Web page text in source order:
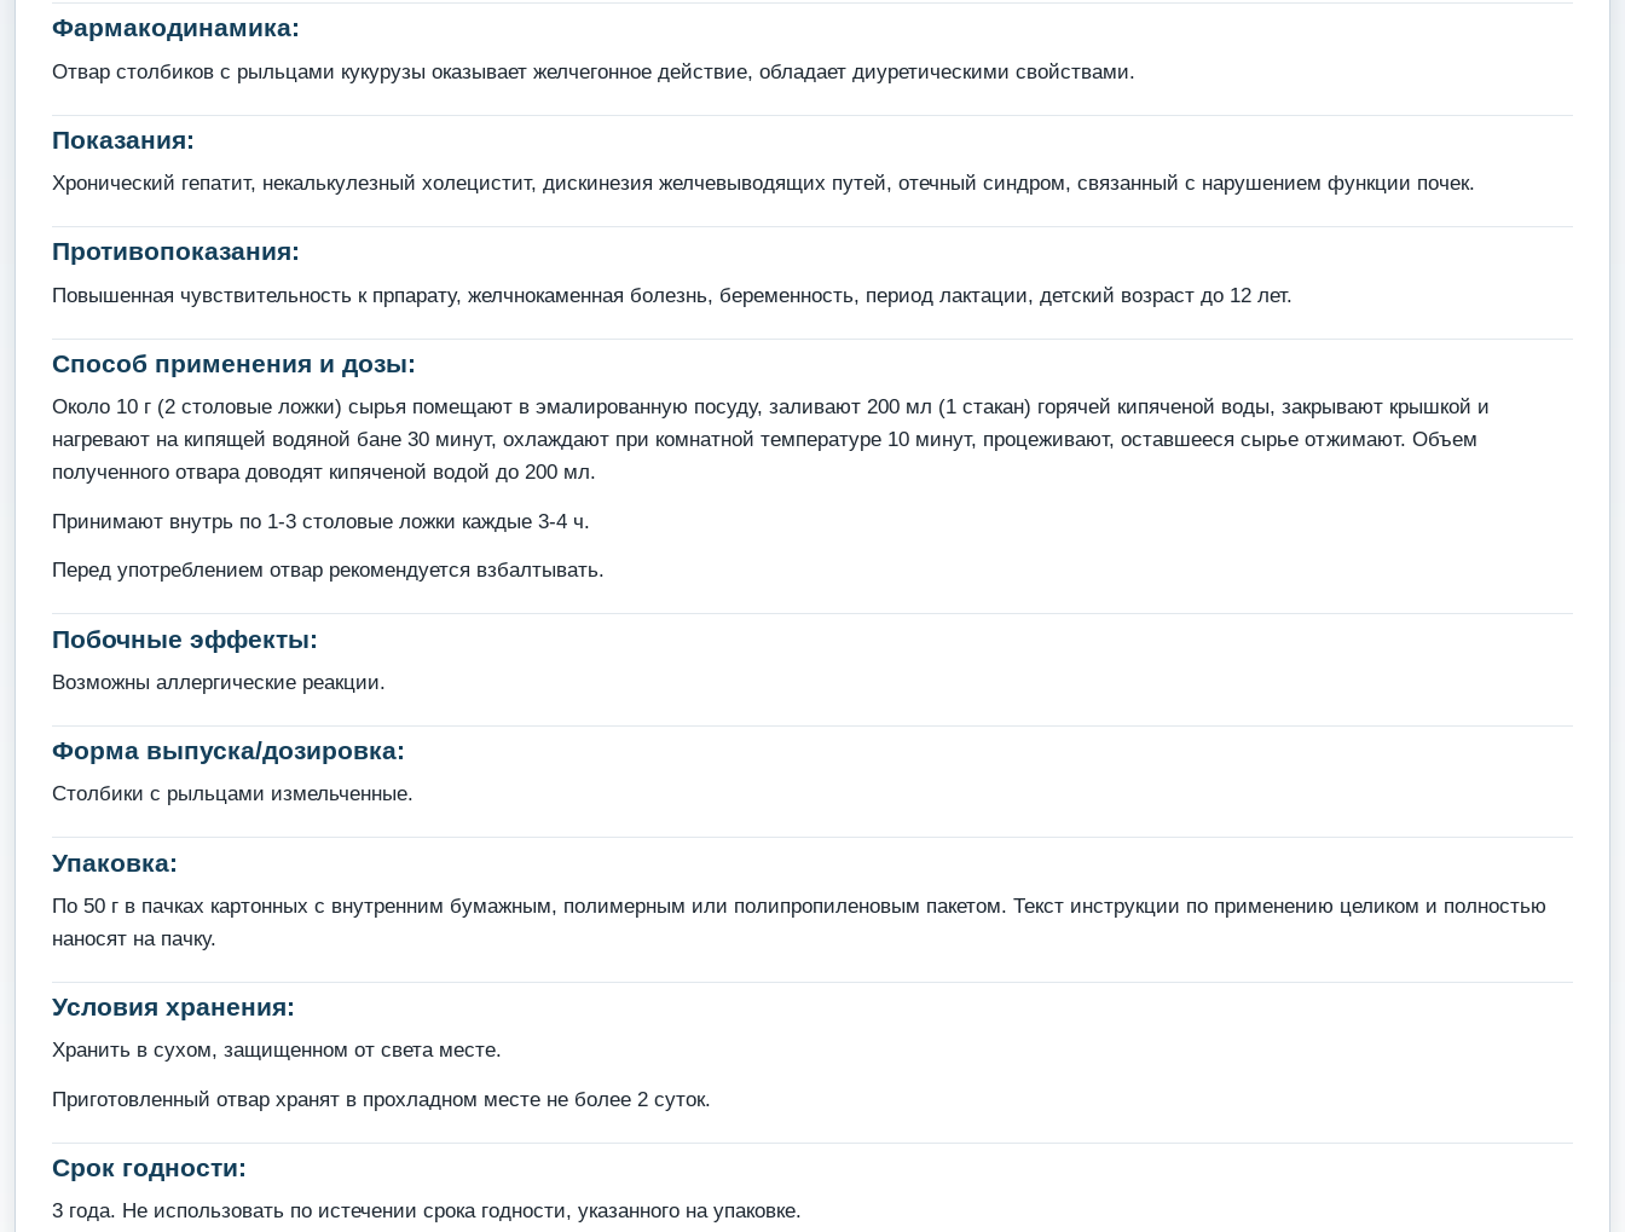
Фармакодинамика:
Отвар столбиков с рыльцами кукурузы оказывает желчегонное действие, обладает диуретическими свойствами.
Показания:
Хронический гепатит, некалькулезный холецистит, дискинезия желчевыводящих путей, отечный синдром, связанный с нарушением функции почек.
Противопоказания:
Повышенная чувствительность к прпарату, желчнокаменная болезнь, беременность, период лактации, детский возраст до 12 лет.
Способ применения и дозы:
Около 10 г (2 столовые ложки) сырья помещают в эмалированную посуду, заливают 200 мл (1 стакан) горячей кипяченой воды, закрывают крышкой и
нагревают на кипящей водяной бане 30 минут, охлаждают при комнатной температуре 10 минут, процеживают, оставшееся сырье отжимают. Объем
полученного отвара доводят кипяченой водой до 200 мл.
Принимают внутрь по 1-3 столовые ложки каждые 3-4 ч.
Перед употреблением отвар рекомендуется взбалтывать.
Побочные эффекты:
Возможны аллергические реакции.
Форма выпуска/дозировка:
Столбики с рыльцами измельченные.
Упаковка:
По 50 г в пачках картонных с внутренним бумажным, полимерным или полипропиленовым пакетом. Текст инструкции по применению целиком и полностью
наносят на пачку.
Условия хранения:
Хранить в сухом, защищенном от света месте.
Приготовленный отвар хранят в прохладном месте не более 2 суток.
Срок годности:
3 года. Не использовать по истечении срока годности, указанного на упаковке.